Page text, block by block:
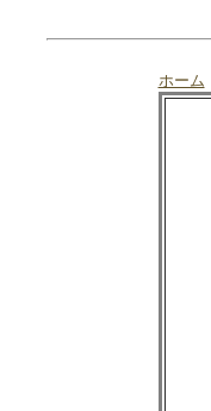
ホーム